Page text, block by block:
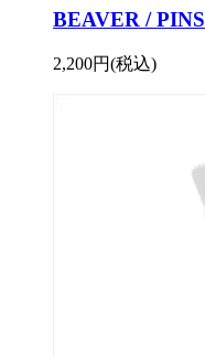
BEAVER / PINS
2,200円(税込)